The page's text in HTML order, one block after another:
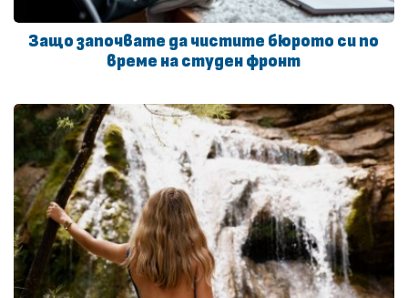
Защо започвате да чистите бюрото си по
време на студен фронт